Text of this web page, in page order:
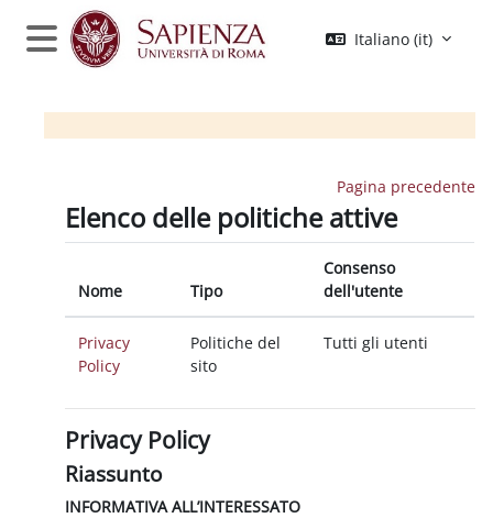
Vai al contenuto principale
Pannello laterale
Italiano ‎(it)‎
Pagina precedente
Elenco delle politiche attive
Nome Tipo
Consenso
dell'utente
Privacy
Policy
Politiche del
sito
Tutti gli utenti
Privacy Policy
Riassunto
INFORMATIVA ALL’INTERESSATO